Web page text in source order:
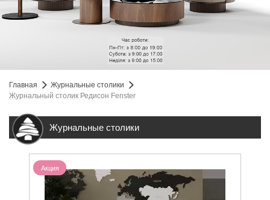
Главная
Журнальные столики
Журнальный столик Редисон Fenster
Журнальные столики
Акция